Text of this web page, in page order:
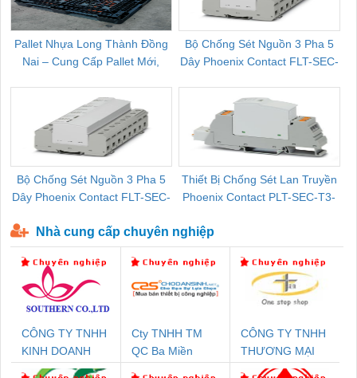
Pallet Nhựa Long Thành Đồng
Nai – Cung Cấp Pallet Mới,
Bộ Chống Sét Nguồn 3 Pha 5
Dây Phoenix Contact FLT-SEC-
Bộ Chống Sét Nguồn 3 Pha 5
Dây Phoenix Contact FLT-SEC-
Thiết Bị Chống Sét Lan Truyền
Phoenix Contact PLT-SEC-T3-
Nhà cung cấp chuyên nghiệp
CÔNG TY TNHH
KINH DOANH
DỊCH VỤ XNK
Cty TNHH TM
QC Ba Miền
CÔNG TY TNHH
THƯƠNG MẠI
THIÊN ÂN VIỆT